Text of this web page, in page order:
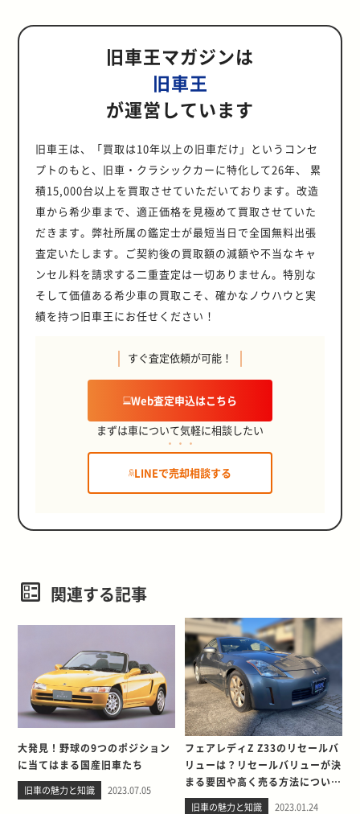
旧車王マガジンは
旧車王
が運営しています
旧車王は、「買取は10年以上の旧車だけ」というコンセ
プトのもと、旧車・クラシックカーに特化して26年、 累
積15,000台以上を買取させていただいております。改造
車から希少車まで、適正価格を見極めて買取させていた
だきます。弊社所属の鑑定士が最短当日で全国無料出張
査定いたします。ご契約後の買取額の減額や不当なキャ
ンセル料を請求する二重査定は一切ありません。特別な
そして価値ある希少車の買取こそ、確かなノウハウと実
績を持つ旧車王にお任せください！
すぐ査定依頼が可能！
Web査定申込はこちら
まずは車について気軽に相談したい
LINEで売却相談する
関連する記事
大発見！野球の9つのポジション
に当てはまる国産旧車たち
旧車の魅力と知識 2023.07.05
フェアレディZ Z33のリセールバ
リューは？リセールバリューが決
まる要因や高く売る方法について
も解説
旧車の魅力と知識 2023.01.24